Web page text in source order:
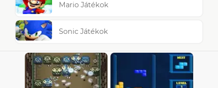
Mario Játékok
Sonic Játékok